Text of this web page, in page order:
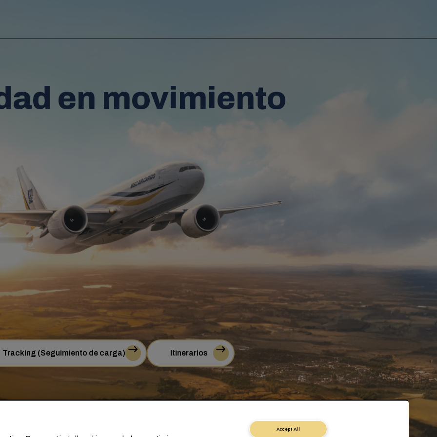
en movimiento
Tracking (Seguimiento de carga) Itinerarios
Accept All